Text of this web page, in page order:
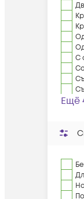
С
Ещё